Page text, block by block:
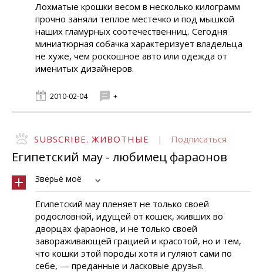
Лохматые крошки весом в несколько килограмм
прочно заняли теплое местечко и под мышкой
наших гламурных соотечественниц. Сегодня
миниатюрная собачка характеризует владельца
не хуже, чем роскошное авто или одежда от
именитых дизайнеров.
2010-02-04 +
SUBSCRIBE. ЖИВОТНЫЕ | Подписаться
Египетский мау - любимец фараонов
Зверьё моё
Египетский мау пленяет не только своей
родословной, идущей от кошек, живших во
дворцах фараонов, и не только своей
завораживающей грацией и красотой, но и тем,
что кошки этой породы хотя и гуляют сами по
себе, — преданные и ласковые друзья.